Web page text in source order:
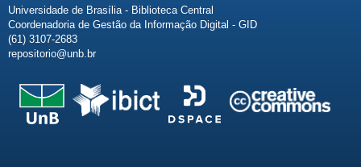
Universidade de Brasília - Biblioteca Central
Coordenadoria de Gestão da Informação Digital - GID
(61) 3107-2683
repositorio@unb.br